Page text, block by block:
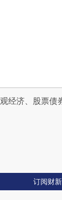
经济、股票债
订阅财